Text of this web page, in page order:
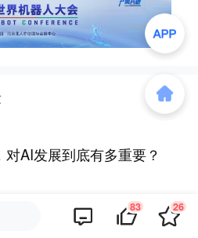
对AI发展到底有多重要？
in the loop 变成“闭着
83 26